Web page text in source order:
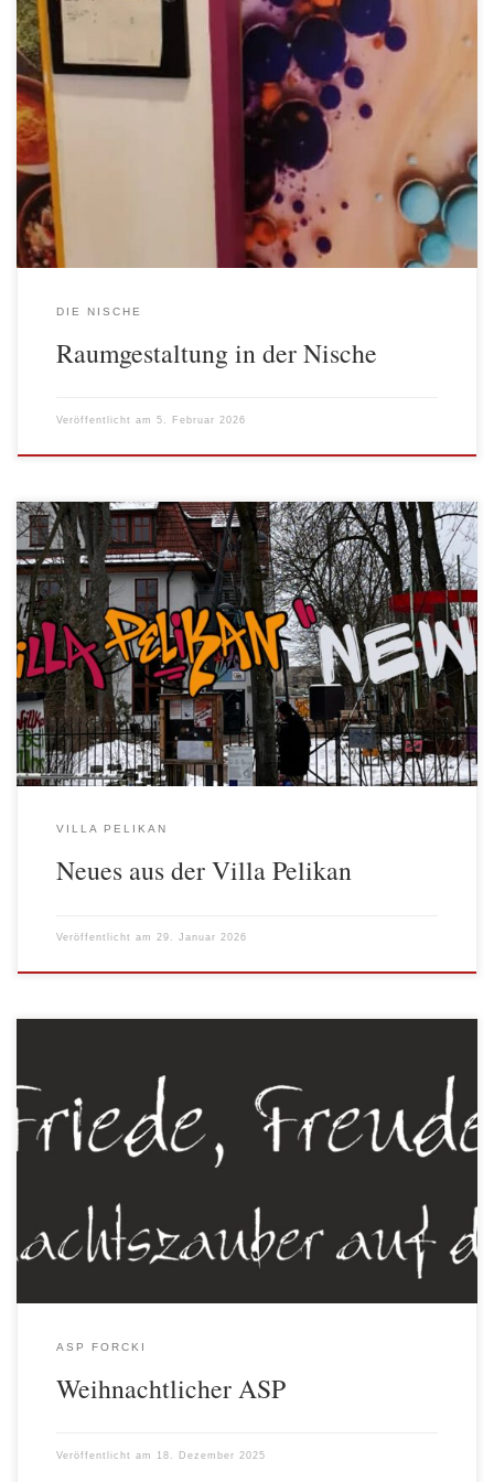
In der Nische wird sehr oft der Pinsel geschwungen. Gemalt wird
sowohl auf Keilrahmen als auch direkt an den Wänden. Im
November schon wurde ein neues Mädchenzimmer. Im Dezember
wurden im Eingangsbereich und Flur gestaltet. Im Januar wurden
nun wunderschöne Türposter angebracht und damit die
Einrichtung weiter verschönert. Mit der […]
DIE NISCHE
Raumgestaltung in der Nische
Veröffentlicht am 5. Februar 2026
Villa-News zum Jahresanfang: unser Büro ist in die 1. Etage
gezogen, dafür gibt es im EG jetzt einen neuen Chillraum und
einen Raum als Spielzeugausleihe („Pfandleihe“) wir haben eine
gemeinsame Wochenplanung gestartet – ein Wochenplan
dokumentiert die Wünsche der Besucher*innen und deren
Umsetzung zwei Kolleg*innen haben unser Team verlassen, wir
[…]
VILLA PELIKAN
Neues aus der Villa Pelikan
Veröffentlicht am 29. Januar 2026
In der Vorweihnachtszeit entfaltet sich auf dem ASP Forcki immer
ein ganz besonderer Weihnachtszauber. Höhepunkt dieser Zeit ist
immer die Veranstaltung „Weihnachtlicher ASP, die in diesem Jahr
am Donnerstag, den 04. Dezember von 15.00 bis 19.00 Uhr
teil und genossen das vielfältige Angebot. […]
ASP FORCKI
Weihnachtlicher ASP
Veröffentlicht am 18. Dezember 2025